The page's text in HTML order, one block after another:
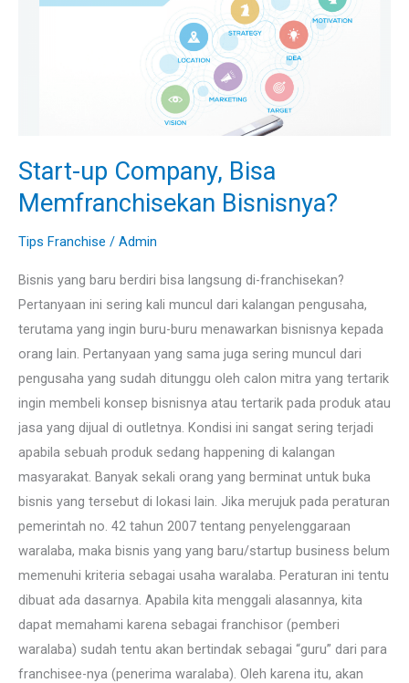
Start-up Company, Bisa
Memfranchisekan Bisnisnya?
Tips Franchise / Admin
Bisnis yang baru berdiri bisa langsung di-franchisekan?
Pertanyaan ini sering kali muncul dari kalangan pengusaha,
terutama yang ingin buru-buru menawarkan bisnisnya kepada
orang lain. Pertanyaan yang sama juga sering muncul dari
pengusaha yang sudah ditunggu oleh calon mitra yang tertarik
ingin membeli konsep bisnisnya atau tertarik pada produk atau
jasa yang dijual di outletnya. Kondisi ini sangat sering terjadi
apabila sebuah produk sedang happening di kalangan
masyarakat. Banyak sekali orang yang berminat untuk buka
bisnis yang tersebut di lokasi lain. Jika merujuk pada peraturan
pemerintah no. 42 tahun 2007 tentang penyelenggaraan
waralaba, maka bisnis yang yang baru/startup business belum
memenuhi kriteria sebagai usaha waralaba. Peraturan ini tentu
dibuat ada dasarnya. Apabila kita menggali alasannya, kita
dapat memahami karena sebagai franchisor (pemberi
waralaba) sudah tentu akan bertindak sebagai “guru” dari para
franchisee-nya (penerima waralaba). Oleh karena itu, akan
Bisa